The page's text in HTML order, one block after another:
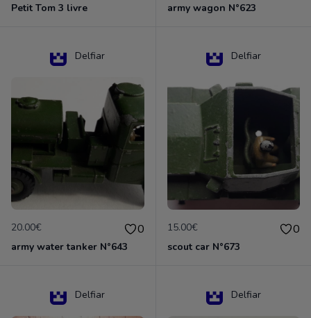
Petit Tom 3 livre army wagon N°623
Delfiar
20.00€ 0
army water tanker N°643
Delfiar
15.00€ 0
scout car N°673
Delfiar Delfiar